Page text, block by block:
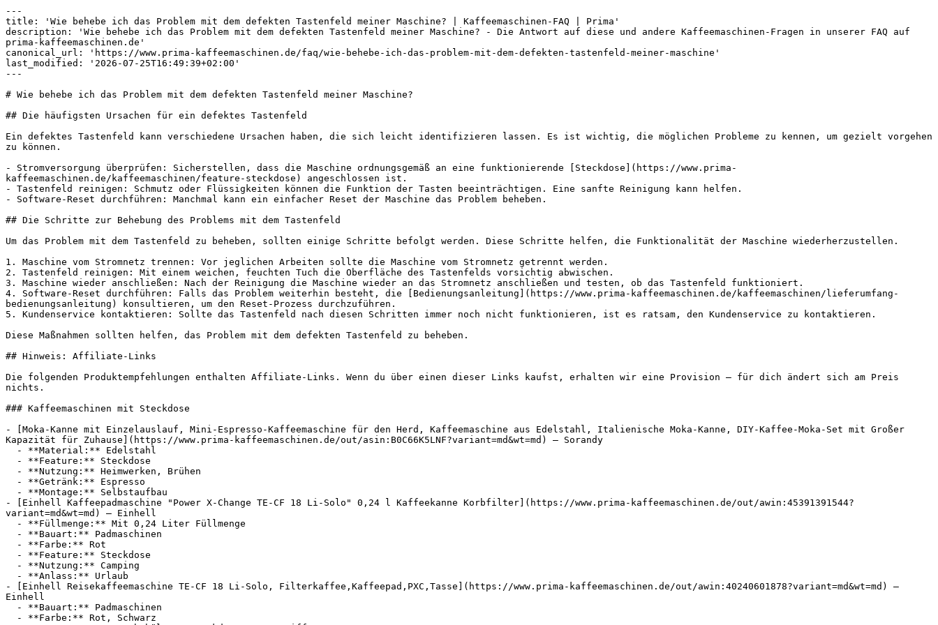
---
title: 'Wie behebe ich das Problem mit dem defekten Tastenfeld meiner Maschine? | Kaffeemaschinen-FAQ | Prima'
description: 'Wie behebe ich das Problem mit dem defekten Tastenfeld meiner Maschine? - Die Antwort auf diese und andere Kaffeemaschinen-Fragen in unserer FAQ auf
prima-kaffeemaschinen.de'
canonical_url: 'https://www.prima-kaffeemaschinen.de/faq/wie-behebe-ich-das-problem-mit-dem-defekten-tastenfeld-meiner-maschine'
last_modified: '2026-07-25T16:49:39+02:00'
---
# Wie behebe ich das Problem mit dem defekten Tastenfeld meiner Maschine?
## Die häufigsten Ursachen für ein defektes Tastenfeld
Ein defektes Tastenfeld kann verschiedene Ursachen haben, die sich leicht identifizieren lassen. Es ist wichtig, die möglichen Probleme zu kennen, um gezielt vorgehen
zu können.
- Stromversorgung überprüfen: Sicherstellen, dass die Maschine ordnungsgemäß an eine funktionierende [Steckdose](https://www.prima-
kaffeemaschinen.de/kaffeemaschinen/feature-steckdose) angeschlossen ist.
- Tastenfeld reinigen: Schmutz oder Flüssigkeiten können die Funktion der Tasten beeinträchtigen. Eine sanfte Reinigung kann helfen.
- Software-Reset durchführen: Manchmal kann ein einfacher Reset der Maschine das Problem beheben.
## Die Schritte zur Behebung des Problems mit dem Tastenfeld
Um das Problem mit dem Tastenfeld zu beheben, sollten einige Schritte befolgt werden. Diese Schritte helfen, die Funktionalität der Maschine wiederherzustellen.
1. Maschine vom Stromnetz trennen: Vor jeglichen Arbeiten sollte die Maschine vom Stromnetz getrennt werden.
2. Tastenfeld reinigen: Mit einem weichen, feuchten Tuch die Oberfläche des Tastenfelds vorsichtig abwischen.
3. Maschine wieder anschließen: Nach der Reinigung die Maschine wieder an das Stromnetz anschließen und testen, ob das Tastenfeld funktioniert.
4. Software-Reset durchführen: Falls das Problem weiterhin besteht, die [Bedienungsanleitung](https://www.prima-kaffeemaschinen.de/kaffeemaschinen/lieferumfang-
bedienungsanleitung) konsultieren, um den Reset-Prozess durchzuführen.
5. Kundenservice kontaktieren: Sollte das Tastenfeld nach diesen Schritten immer noch nicht funktionieren, ist es ratsam, den Kundenservice zu kontaktieren.
Diese Maßnahmen sollten helfen, das Problem mit dem defekten Tastenfeld zu beheben.
## Hinweis: Affiliate-Links
Die folgenden Produktempfehlungen enthalten Affiliate-Links. Wenn du über einen dieser Links kaufst, erhalten wir eine Provision — für dich ändert sich am Preis
nichts.
### Kaffeemaschinen mit Steckdose
- [Moka-Kanne mit Einzelauslauf, Mini-Espresso-Kaffeemaschine für den Herd, Kaffeemaschine aus Edelstahl, Italienische Moka-Kanne, DIY-Kaffee-Moka-Set mit Großer
Kapazität für Zuhause](https://www.prima-kaffeemaschinen.de/out/asin:B0C66K5LNF?variant=md&wt=md) — Sorandy
- [Einhell Kaffeepadmaschine "Power X-Change TE-CF 18 Li-Solo" 0,24 l Kaffeekanne Korbfilter](https://www.prima-kaffeemaschinen.de/out/awin:45391391544?
variant=md&wt=md) — Einhell
- [Einhell Reisekaffeemaschine TE-CF 18 Li-Solo, Filterkaffee,Kaffeepad,PXC,Tasse](https://www.prima-kaffeemaschinen.de/out/awin:40240601878?variant=md&wt=md) —
Einhell